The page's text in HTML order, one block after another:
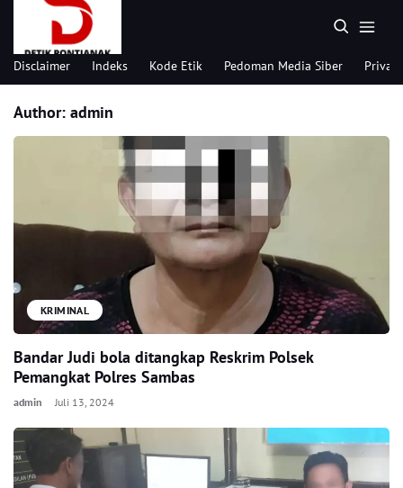
Disclaimer Indeks Kode Etik Pedoman Media Siber
Author: admin
KRIMINAL
Bandar Judi bola ditangkap Reskrim Polsek
Pemangkat Polres Sambas
admin Juli 13, 2024